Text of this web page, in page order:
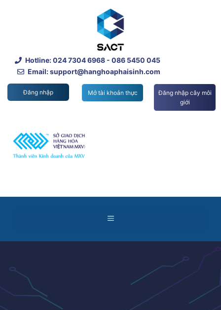
Hotline:024 7304 6968 - 086 5450 045
Email: support@hanghoaphaisinh.com
Đăng nhập Mở tài khoản thực
Đăng nhập cây môi
giới
Menu